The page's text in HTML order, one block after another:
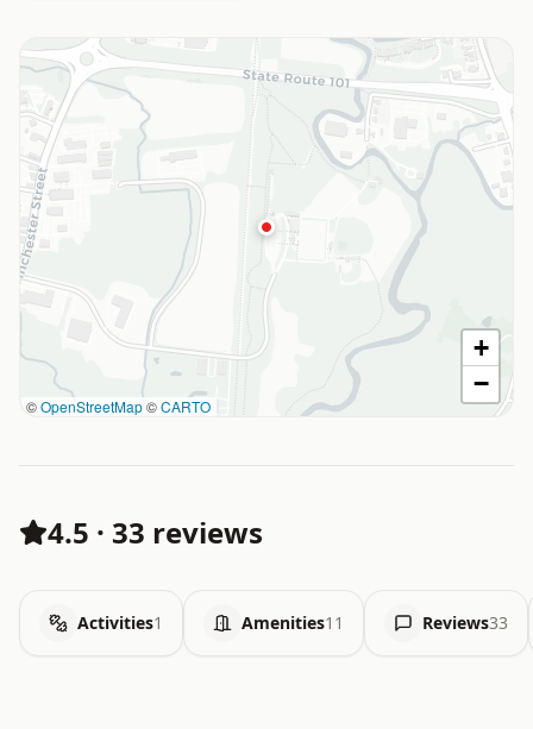
©OpenStreetMap©CARTO
+
−
4.5 · 33 reviews
Activities1 Amenities11 Reviews33